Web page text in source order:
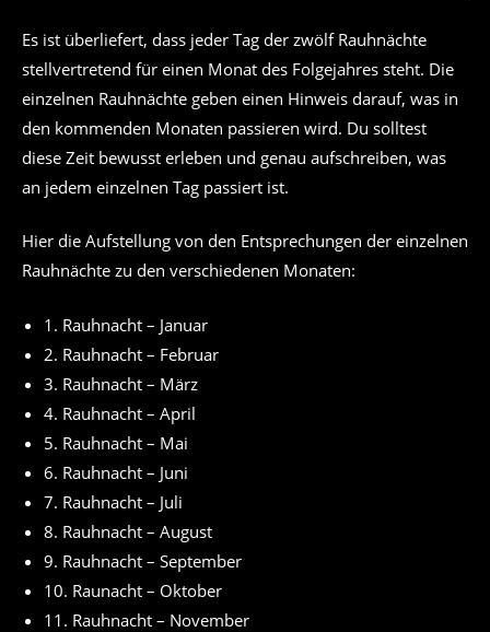
Es ist überliefert, dass jeder Tag der zwölf Rauhnächte
stellvertretend für einen Monat des Folgejahres steht. Die
einzelnen Rauhnächte geben einen Hinweis darauf, was in
den kommenden Monaten passieren wird. Du solltest
diese Zeit bewusst erleben und genau aufschreiben, was
an jedem einzelnen Tag passiert ist.
Hier die Aufstellung von den Entsprechungen der einzelnen
Rauhnächte zu den verschiedenen Monaten:
1. Rauhnacht – Januar
2. Rauhnacht – Februar
3. Rauhnacht – März
4. Rauhnacht – April
5. Rauhnacht – Mai
6. Rauhnacht – Juni
7. Rauhnacht – Juli
8. Rauhnacht – August
9. Rauhnacht – September
10. Raunacht – Oktober
11. Rauhnacht – November